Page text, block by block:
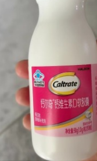
LN-CC
Mytheresa：折扣区
新热卖 关注
ZIMMERMAN 等
享额外9折
Mytheresa